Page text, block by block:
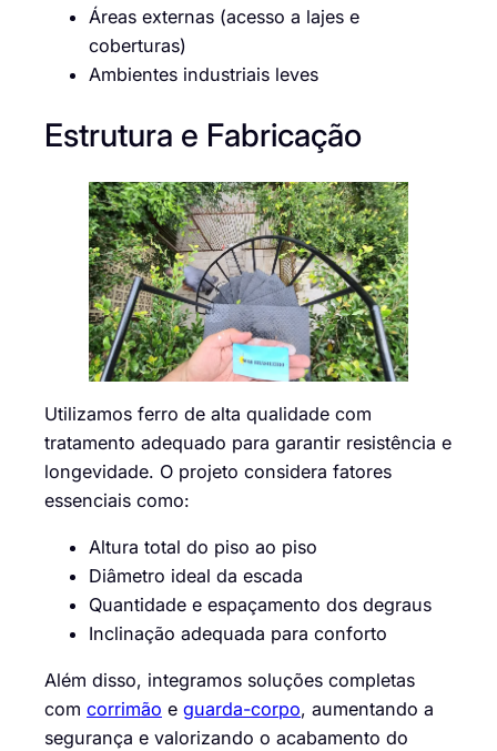
Áreas externas (acesso a lajes e
coberturas)
Ambientes industriais leves
Estrutura e Fabricação
Utilizamos ferro de alta qualidade com
tratamento adequado para garantir resistência e
longevidade. O projeto considera fatores
essenciais como:
Altura total do piso ao piso
Diâmetro ideal da escada
Quantidade e espaçamento dos degraus
Inclinação adequada para conforto
Além disso, integramos soluções completas
com corrimão e guarda-corpo, aumentando a
segurança e valorizando o acabamento do